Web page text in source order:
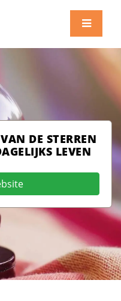
DE STERREN
LEVEN